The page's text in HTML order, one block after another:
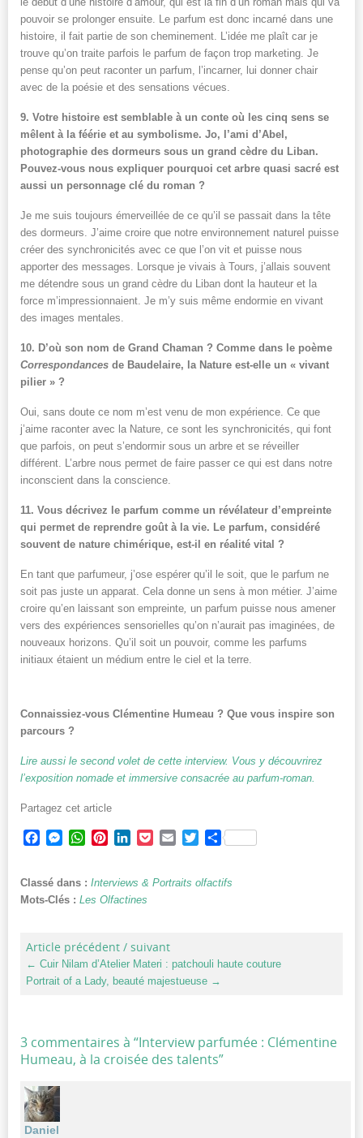
pouvoir se prolonger ensuite. Le parfum est donc incarné dans une
histoire, il fait partie de son cheminement. L’idée me plaît car je
trouve qu’on traite parfois le parfum de façon trop marketing. Je
pense qu’on peut raconter un parfum, l’incarner, lui donner chair
avec de la poésie et des sensations vécues.
9. Votre histoire est semblable à un conte où les cinq sens se
mêlent à la féérie et au symbolisme. Jo, l’ami d’Abel,
photographie des dormeurs sous un grand cèdre du Liban.
Pouvez-vous nous expliquer pourquoi cet arbre quasi sacré est
aussi un personnage clé du roman ?
Je me suis toujours émerveillée de ce qu’il se passait dans la tête
des dormeurs. J’aime croire que notre environnement naturel puisse
créer des synchronicités avec ce que l’on vit et puisse nous
apporter des messages. Lorsque je vivais à Tours, j’allais souvent
me détendre sous un grand cèdre du Liban dont la hauteur et la
force m’impressionnaient. Je m’y suis même endormie en vivant
des images mentales.
10. D’où son nom de Grand Chaman ? Comme dans le poème
Correspondances de Baudelaire, la Nature est-elle un « vivant
pilier » ?
Oui, sans doute ce nom m’est venu de mon expérience. Ce que
j’aime raconter avec la Nature, ce sont les synchronicités, qui font
que parfois, on peut s’endormir sous un arbre et se réveiller
différent. L’arbre nous permet de faire passer ce qui est dans notre
inconscient dans la conscience.
11. Vous décrivez le parfum comme un révélateur d’empreinte
qui permet de reprendre goût à la vie. Le parfum, considéré
souvent de nature chimérique, est-il en réalité vital ?
En tant que parfumeur, j’ose espérer qu’il le soit, que le parfum ne
soit pas juste un apparat. Cela donne un sens à mon métier. J’aime
croire qu’en laissant son empreinte, un parfum puisse nous amener
vers des expériences sensorielles qu’on n’aurait pas imaginées, de
nouveaux horizons. Qu’il soit un pouvoir, comme les parfums
initiaux étaient un médium entre le ciel et la terre.
Connaissiez-vous Clémentine Humeau ? Que vous inspire son
parcours ?
Lire aussi le second volet de cette interview. Vous y découvrirez
l’exposition nomade et immersive consacrée au parfum-roman.
Partagez cet article
Facebook
Messenger
WhatsApp
PinterestLinkedInPocketEmailTwitterPartager
Classé dans : Interviews & Portraits olfactifs
Mots-Clés : Les Olfactines
Article précédent / suivant
← Cuir Nilam d’Atelier Materi : patchouli haute couture
Portrait of a Lady, beauté majestueuse →
3 commentaires à “Interview parfumée : Clémentine
Humeau, à la croisée des talents”
Daniel